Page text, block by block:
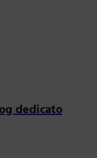
dedicato